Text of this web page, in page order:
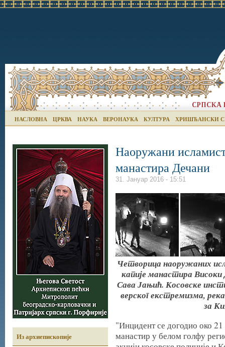
НАСЛОВНА ЦРКВА НАУКА ВЕРОНАУКА КУЛТУРА ХРИШЋАНСКИ
Из архиепископије
Наоружани
манастира Дечани
31. Јануар 2016 - 15:51
Четворица наоружаних
капије манастира
Сава Јањић. Косовске
верског екстремизма,
за
"Инцидент се догодио око
манастир у белом голфу